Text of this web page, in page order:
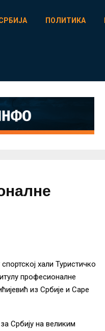
ПОЛИТИКА
хали Туристичко
професионалне
из Србије и Саре
Србију на великим